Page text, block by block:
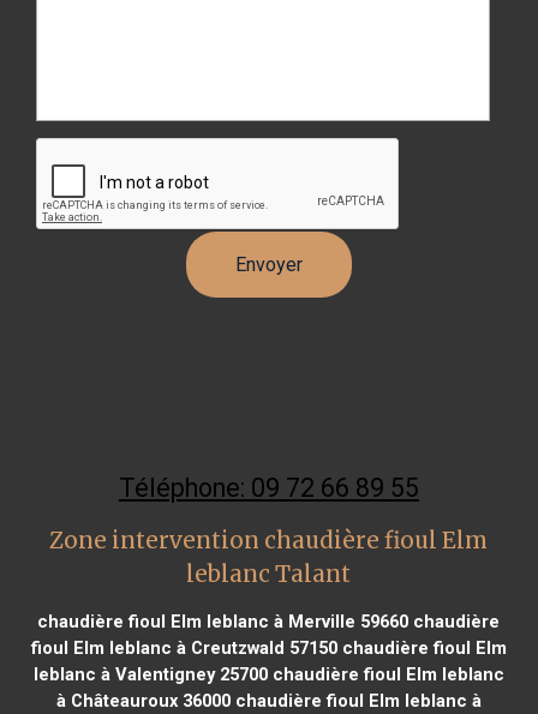
Téléphone: 09 72 66 89 55
Zone intervention chaudière fioul Elm
leblanc Talant
chaudière fioul Elm leblanc à Merville 59660 chaudière
fioul Elm leblanc à Creutzwald 57150chaudière fioul Elm
leblanc à Valentigney 25700chaudière fioul Elm leblanc
à Châteauroux 36000chaudière fioul Elm leblanc à